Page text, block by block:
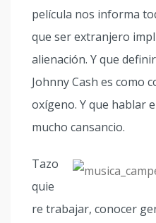
película nos informa
que ser extranjero
alienación. Y que
Johnny Cash es como
oxígeno. Y que hablar
mucho cansancio.
Tazo
quie
re trabajar, conocer